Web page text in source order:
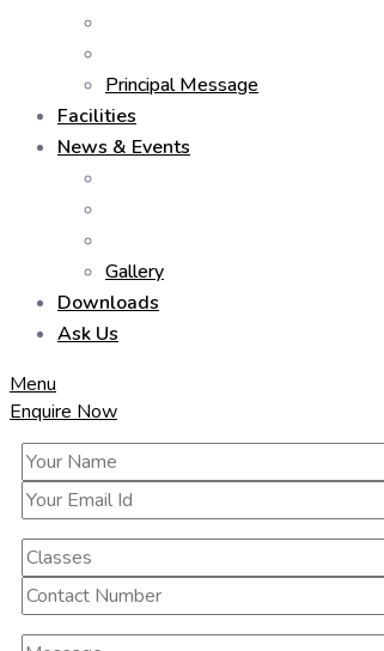
Principal Message
Facilities
News & Events
Gallery
Downloads
Ask Us
Menu
Enquire Now